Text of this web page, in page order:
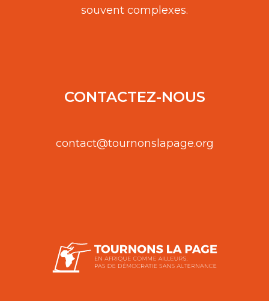
souvent complexes.
CONTACTEZ-NOUS
contact@tournonslapage.org